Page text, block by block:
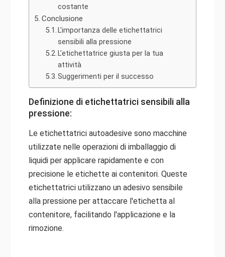
costante
Conclusione
L'importanza delle etichettatrici
sensibili alla pressione
L'etichettatrice giusta per la tua
attività
Suggerimenti per il successo
Definizione di etichettatrici sensibili alla
pressione:
Le etichettatrici autoadesive sono macchine
utilizzate nelle operazioni di imballaggio di
liquidi per applicare rapidamente e con
precisione le etichette ai contenitori. Queste
etichettatrici utilizzano un adesivo sensibile
alla pressione per attaccare l'etichetta al
contenitore, facilitando l'applicazione e la
rimozione.